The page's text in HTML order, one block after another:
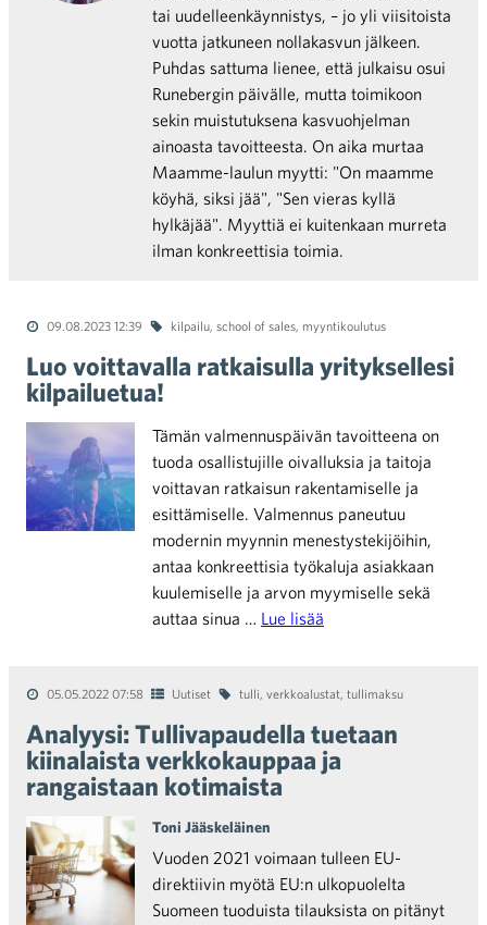
tai uudelleenkäynnistys, – jo yli viisitoista
vuotta jatkuneen nollakasvun jälkeen.
Puhdas sattuma lienee, että julkaisu osui
Runebergin päivälle, mutta toimikoon
sekin muistutuksena kasvuohjelman
ainoasta tavoitteesta. On aika murtaa
Maamme-laulun myytti: "On maamme
köyhä, siksi jää", "Sen vieras kyllä
hylkäjää". Myyttiä ei kuitenkaan murreta
ilman konkreettisia toimia.
09.08.2023 12:39 kilpailu, school of sales, myyntikoulutus
Luo voittavalla ratkaisulla yrityksellesi
kilpailuetua!
Tämän valmennuspäivän tavoitteena on
tuoda osallistujille oivalluksia ja taitoja
voittavan ratkaisun rakentamiselle ja
esittämiselle. Valmennus paneutuu
modernin myynnin menestystekijöihin,
antaa konkreettisia työkaluja asiakkaan
kuulemiselle ja arvon myymiselle sekä
auttaa sinua … Lue lisää
05.05.2022 07:58 Uutiset tulli, verkkoalustat, tullimaksu
Analyysi: Tullivapaudella tuetaan
kiinalaista verkkokauppaa ja
rangaistaan kotimaista
Toni Jääskeläinen
Vuoden 2021 voimaan tulleen EU-
direktiivin myötä EU:n ulkopuolelta
Suomeen tuoduista tilauksista on pitänyt